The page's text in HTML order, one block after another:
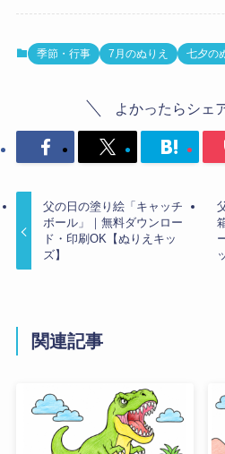
季節・行事 7月のぬりえ 七夕の
よかったらシェ
父の日の塗り絵「キャッチ
ボール」｜無料ダウンロー
ド・印刷OK【ぬりえキッ
ズ】
関連記事